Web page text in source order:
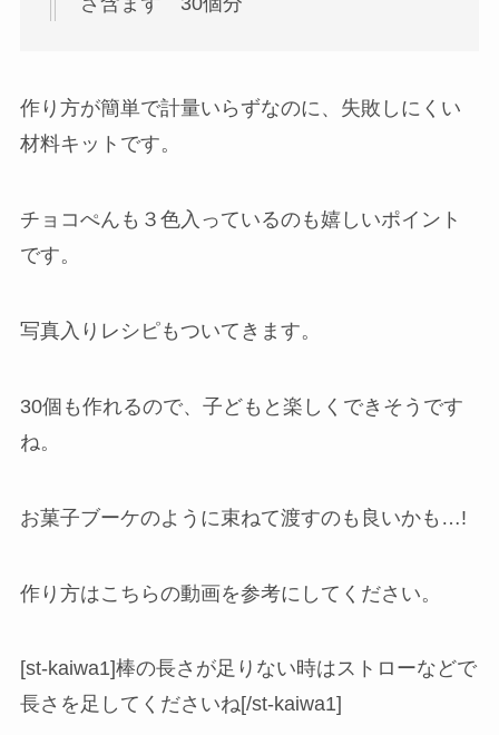
作り方が簡単で計量いらずなのに、失敗しにくい
材料キットです。
チョコぺんも３色入っているのも嬉しいポイント
です。
写真入りレシピもついてきます。
30個も作れるので、子どもと楽しくできそうです
ね。
お菓子ブーケのように束ねて渡すのも良いかも…!
作り方はこちらの動画を参考にしてください。
[st-kaiwa1]棒の長さが足りない時はストローなどで
長さを足してくださいね[/st-kaiwa1]